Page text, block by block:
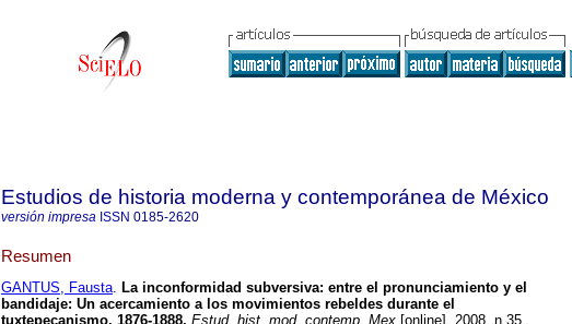
Estudios de historia moderna y contemporánea de México
versión impresa ISSN 0185-2620
Resumen
GANTUS, Fausta. La inconformidad subversiva: entre el pronunciamiento y el
bandidaje: Un acercamiento a los movimientos rebeldes durante el
tuxtepecanismo, 1876-1888. Estud. hist. mod. contemp. Mex [online]. 2008, n.35,